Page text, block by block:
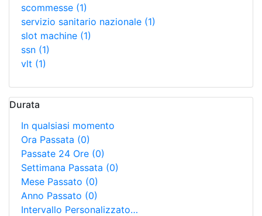
scommesse (1)
servizio sanitario nazionale (1)
slot machine (1)
ssn (1)
vlt (1)
Durata
In qualsiasi momento
Ora Passata (0)
Passate 24 Ore (0)
Settimana Passata (0)
Mese Passato (0)
Anno Passato (0)
Intervallo Personalizzato…